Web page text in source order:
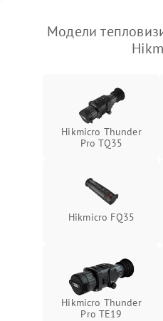
Неисправность системы
перенапряжения
Неисправность системы
защиты от перегрева
Поломка системы защиты
от перенапряжения
Поломка системы защиты
от замыкания
Модели
Hikmicro Thunder
Pro TQ35
Hikmicro FQ35
Hikmicro Thunder
Pro TE19